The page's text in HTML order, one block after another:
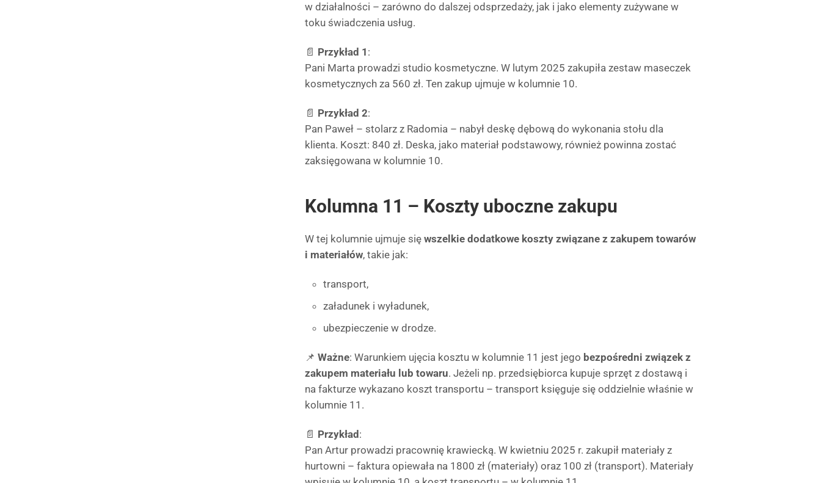
w działalności – zarówno do dalszej odsprzedaży, jak i jako elementy zużywane w
toku świadczenia usług.
📄 Przykład 1 :
Pani Marta prowadzi studio kosmetyczne. W lutym 2025 zakupiła zestaw maseczek
kosmetycznych za 560 zł. Ten zakup ujmuje w kolumnie 10.
📄 Przykład 2:
Pan Paweł – stolarz z Radomia – nabył deskę dębową do wykonania stołu dla
klienta. Koszt: 840 zł. Deska, jako materiał podstawowy, również powinna zostać
zaksięgowana w kolumnie 10.
Kolumna 11 – Koszty uboczne zakupu
W tej kolumnie ujmuje się wszelkie dodatkowe koszty związane z zakupem towarów
i materiałów, takie jak:
transport,
załadunek i wyładunek,
ubezpieczenie w drodze.
📌 Ważne: Warunkiem ujęcia kosztu w kolumnie 11 jest jego bezpośredni związek z
zakupem materiału lub towaru. Jeżeli np. przedsiębiorca kupuje sprzęt z dostawą i
na fakturze wykazano koszt transportu – transport księguje się oddzielnie właśnie w
kolumnie 11.
📄 Przykład :
Pan Artur prowadzi pracownię krawiecką. W kwietniu 2025 r. zakupił materiały z
hurtowni – faktura opiewała na 1800 zł (materiały) oraz 100 zł (transport). Materiały